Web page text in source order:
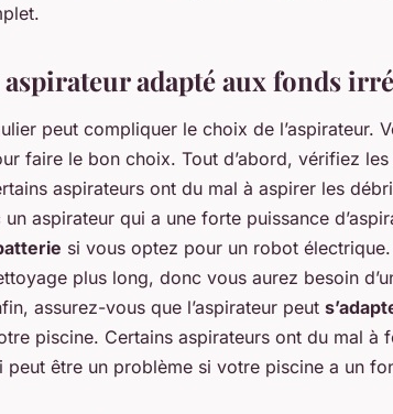
adapté aux fonds
peut compliquer le choix de l’aspirateur.
faire le bon choix. Tout d’abord, vérifiez les
aspirateurs ont du mal à aspirer les
aspirateur qui a une forte puissance
si vous optez pour un robot
plus long, donc vous aurez besoin
assurez-vous que l’aspirateur peut
piscine. Certains aspirateurs ont du mal à
être un problème si votre piscine a un